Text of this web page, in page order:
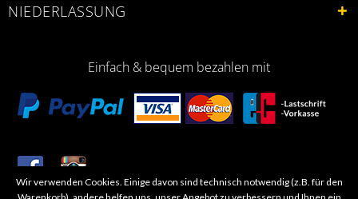
NIEDERLASSUNG
Einfach & bequem bezahlen mit
​Letzte Aktualisierung: 06.2026
Wir verwenden Cookies. Einige davon sind technisch notwendig (z.B. für den